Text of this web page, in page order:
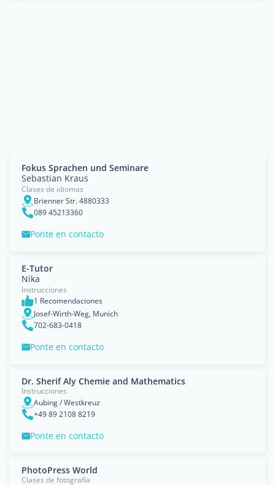
Fokus Sprachen und Seminare
Sebastian Kraus
Clases de idiomas
Brienner Str. 4880333
089 45213360
Ponte en contacto
E-Tutor
Nika
Instrucciones
1 Recomendaciones
Josef-Wirth-Weg, Munich
702-683-0418
Ponte en contacto
Dr. Sherif Aly Chemie and Mathematics
Instrucciones
Aubing / Westkreuz
+49 89 2108 8219
Ponte en contacto
PhotoPress World
Clases de fotografía